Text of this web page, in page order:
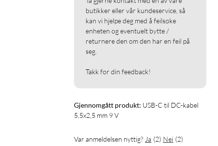
butikker eller vår kundeservice, så
kan vi hjelpe deg med å feilsøke
enheten og eventuelt bytte /
returnere den om den har en feil på
seg.
Takk for din feedback!
Gjennomgått produkt: USB-C til DC-kabel
5,5x2,5 mm 9 V
Var anmeldelsen nyttig? Ja (2) Nei (2)